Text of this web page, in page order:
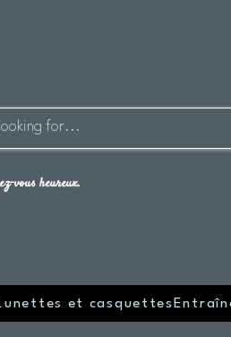
vous heureux.
et casquettes